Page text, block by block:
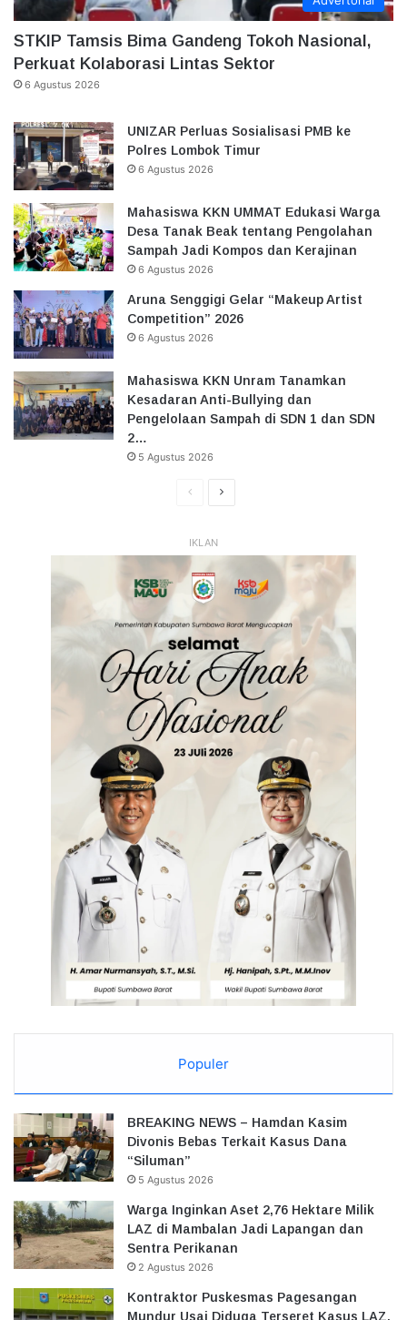
STKIP Tamsis Bima Gandeng Tokoh Nasional,
Perkuat Kolaborasi Lintas Sektor
6 Agustus 2026
UNIZAR Perluas Sosialisasi PMB ke
Polres Lombok Timur
6 Agustus 2026
Mahasiswa KKN UMMAT Edukasi Warga
Desa Tanak Beak tentang Pengolahan
Sampah Jadi Kompos dan Kerajinan
6 Agustus 2026
Aruna Senggigi Gelar “Makeup Artist
Competition” 2026
6 Agustus 2026
Mahasiswa KKN Unram Tanamkan
Kesadaran Anti-Bullying dan
Pengelolaan Sampah di SDN 1 dan SDN
2…
5 Agustus 2026
HalamanHalaman
IKLAN
Populer
BREAKING NEWS – Hamdan Kasim
Divonis Bebas Terkait Kasus Dana
“Siluman”
5 Agustus 2026
Warga Inginkan Aset 2,76 Hektare Milik
LAZ di Mambalan Jadi Lapangan dan
Sentra Perikanan
2 Agustus 2026
Kontraktor Puskesmas Pagesangan
Mundur Usai Diduga Terseret Kasus LAZ,